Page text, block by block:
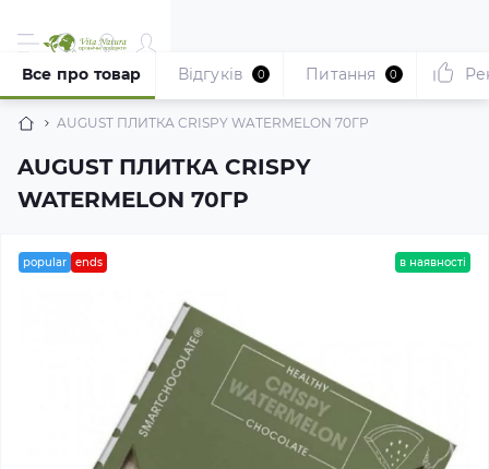
AUGUST ПЛИТКА CRISPY WATERMELON 70ГР
AUGUST ПЛИТКА CRISPY
WATERMELON 70ГР
Все про товар Відгуків 0 Питання 0
popular ends в наявності